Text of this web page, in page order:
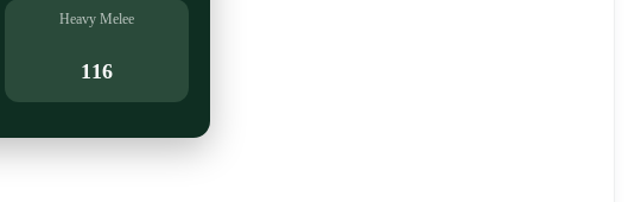
Heavy Melee
116